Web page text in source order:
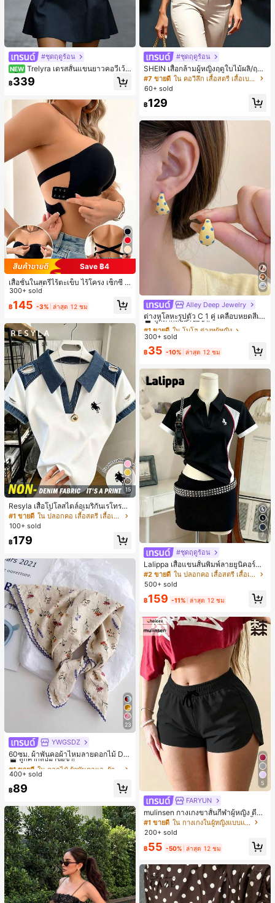
#ชุดฤดูร้อน
NEW Trelyra เดรสสั้นแขนยาวคอวีเว้า
สีพื้นสำหรับผู้หญิง
฿339
Save ฿4
เสื้อชั้นในสตรีไร้ตะเข็บ ไร้โครง เซ็กซี่ ด้
านข้างไม่ลื่น แผ่นรองถอดได้ ลายไขว้ห
ลัง ไร้สาย สบายตลอดวัน
300+ sold
฿145 -3% ล่าสุด 12 ชม
15
Resyla เสื้อโปโลสไตล์อเมริกันเรโทรสำ
หรับผู้หญิง, เสื้อยืดแขนสั้นสำหรับผู้หญิ
ง, ลายม้า, สไตล์ Y2K, เสื้อโปโลแขนสั้น
#1 ขายดี
ใน ปลอกคอ เสื้อสตรี เสื้อเบลาส์ & Tee
100+ sold
฿179
23
YWGSDZ
60ซม. ผ้าพันคอผ้าไหมลายดอกไม้ Dit
sy สีเบจ, เครื่องประดับใหม่สำหรับผู้หญิ
งฤดูใบไม้ผลิ/ฤดูใบไม้ร่วง, ผ้าพันคอผืน
#1 ขายดี
ลูกค้ากลับมาซื้อซ้ำ!
#1 ขายดี
ลูกค้ากลับมาซื้อซ้ำ!
#1 ขายดี
ลูกค้ากลับมาซื้อซ้ำ!
#1 ขายดี
ใน ดอกไม้ ผ้าพันคอและผ้าพันคอผู้หญิง
400+ sold
฿89
#ชุดฤดูร้อน
SHEIN เสื้อกล้ามผู้หญิงฤดูใบไม้ผลิ/ฤดูร้
อน ใหม่ สไตล์มินิมอลลำลองหรูหรา สีบ
ล็อก ลายจุด คอวี แพตช์เวิร์ก ชายระบา
ย แขนกุด ทรงเข้ารูป อเนกประสงค์, เสื้อ
ผู้หญิงฤดูใบไม้ผลิ/ฤดูร้อน, เสื้อหรูหราผู้
#7 ขายดี
ใน คอวีลึก เสื้อสตรี เสื้อเบลาส์ & Tee
60+ sold
฿129
Alley Deep Jewelry
ต่างหูโลหะรูปตัว C 1 คู่ เคลือบหยดสีเห
ลือง ลายจุดสีน้ำเงิน สไตล์ยุโรปและอเม
ริกัน แฟชั่นส่วนตัว หวานและสง่างาม
สำหรับผู้หญิงและเด็กหญิง สำหรับการเ
ดินทาง งานแต่งงาน ปาร์ตี้ วันเกิด ของ
#1 ขายดี ใน โบโฮ ต่างหูผู้หญิง
ลูกค้ากลับมาซื้อซ้ำ!
เกือบหมดแล้ว!
#1 ขายดี ใน โบโฮ ต่างหูผู้หญิง
ลูกค้ากลับมาซื้อซ้ำ!
เกือบหมดแล้ว!
#1 ขายดี ใน โบโฮ ต่างหูผู้หญิง
ลูกค้ากลับมาซื้อซ้ำ!
เกือบหมดแล้ว!
#1 ขายดี
ใน โบโฮ ต่างหูผู้หญิง
เกือบหมดแล้ว!
300+ sold
฿35 -10% ล่าสุด 12 ชม
7
#ชุดฤดูร้อน
Lalippa เสื้อแขนสั้นพิมพ์ลายยูนิคอร์นล
ายทางสีตัดกันสำหรับผู้หญิง สไตล์วิทย
าลัย
#2 ขายดี
ใน ปลอกคอ เสื้อสตรี เสื้อเบลาส์ & Tee
500+ sold
฿159 -11% ล่าสุด 12 ชม
5
FARYUN
mulinsen กางเกงขาสั้นกีฬาผู้หญิง ดีไซ
น์ปลายเปิด เอวยืดหยุ่น กางเกงขาสั้น
ลำลองกีฬาฤดูร้อน ความยาว 3/4
#1 ขายดี
ใน กางเกงในผู้หญิงแบบแอคทีฟ
200+ sold
฿55 -50% ล่าสุด 12 ชม